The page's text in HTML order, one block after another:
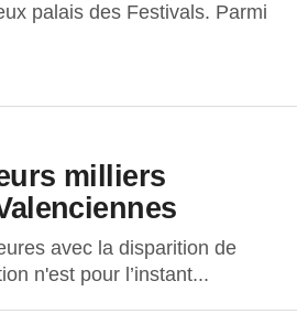
palais des Festivals. Parmi
milliers
avec la disparition de
n'est pour l’instant...